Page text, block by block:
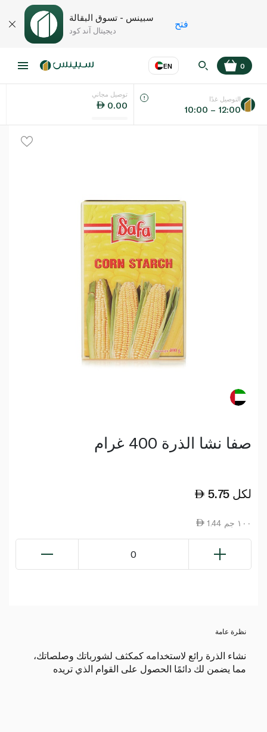
سبينس - تسوق البقالة
ديجيتال آند كود
فتح
EN
اللغة عر
0
توصيل مجاني
0.00
التوصيل غدًا
10:00 – 12:00
صفا نشا الذرة 400 غرام
5.75 لكل
1.44 ١٠٠ جم
0
نظرة عامة
نشاء الذرة رائع لاستخدامه كمكثف لشورباتك وصلصاتك،
مما يضمن لك دائمًا الحصول على القوام الذي تريده